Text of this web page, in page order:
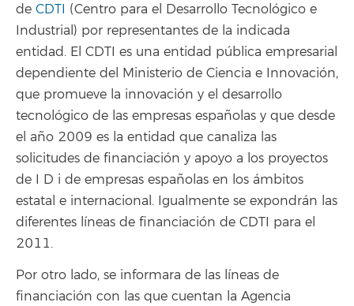
de CDTI (Centro para el Desarrollo Tecnológico e
Industrial) por representantes de la indicada
entidad. El CDTI es una entidad pública empresarial
dependiente del Ministerio de Ciencia e Innovación,
que promueve la innovación y el desarrollo
tecnológico de las empresas españolas y que desde
el año 2009 es la entidad que canaliza las
solicitudes de financiación y apoyo a los proyectos
de I D i de empresas españolas en los ámbitos
estatal e internacional. Igualmente se expondrán las
diferentes líneas de financiación de CDTI para el
2011.
Por otro lado, se informara de las líneas de
financiación con las que cuentan la Agencia